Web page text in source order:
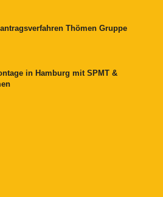
Thömen Gruppe
in Hamburg mit SPMT &